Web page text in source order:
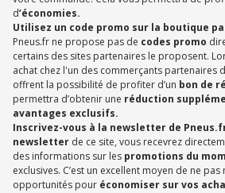
d’économies.
Utilisez un code promo sur la boutique
Pneus.fr ne propose pas de codes promo
certains des sites partenaires le proposent.
achat chez l'un des commerçants partenaires
offrent la possibilité de profiter d’un bon de
permettra d’obtenir une réduction
avantages exclusifs.
Inscrivez-vous à la newsletter de
newsletter de ce site, vous recevrez
des informations sur les promotions du
exclusives. C’est un excellent moyen de ne
opportunités pour économiser sur vos